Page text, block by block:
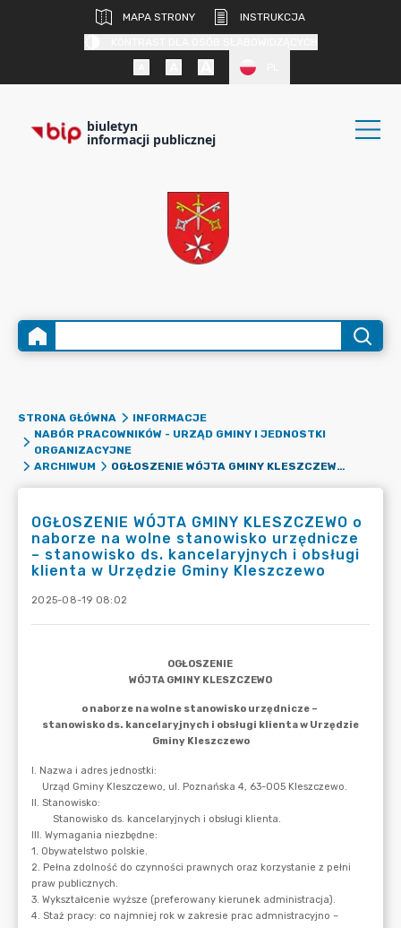
MAPA STRONY
INSTRUKCJA
biuletyn
informacji publicznej
STRONA GŁÓWNA
INFORMACJE
NABÓR PRACOWNIKÓW - URZĄD GMINY I JEDNOSTKI
ORGANIZACYJNE
ARCHIWUM
OGŁOSZENIE WÓJTA GMINY KLESZCZEWO O NABORZE NA WOLNE STANOWISKO URZĘDNICZE – STANOWISKO DS. KANCELARYJNYCH I OBSŁUGI KLIENTA W URZĘDZIE GMINY KLESZCZEWO
OGŁOSZENIE WÓJTA GMINY KLESZCZEWO o
naborze na wolne stanowisko urzędnicze
– stanowisko ds. kancelaryjnych i obsługi
klienta w Urzędzie Gminy Kleszczewo
2025-08-19 08:02